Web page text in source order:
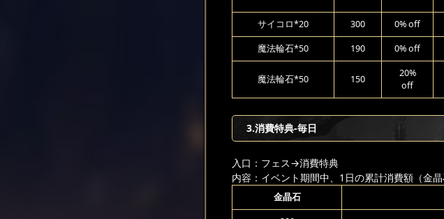
サイコロ*20 300 0% off
魔法輪石*50 190 0% off
魔法輪石*50 150
20%
off
3.消費特典-毎日
入口：フェス→消費特典
内容：イベント期間中、1日の累計消費額（金
金晶石